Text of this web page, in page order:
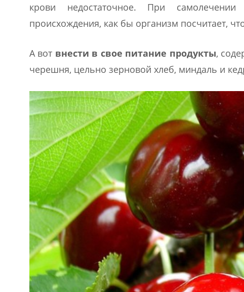
крови недостаточное. При
происхождения, как бы организм посчитает,
А вот внести в свое питание продукты,
черешня, цельно зерновой хлеб, миндаль и